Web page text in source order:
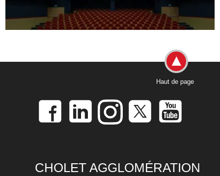
Haut de page
CHOLET AGGLOMÉRATION